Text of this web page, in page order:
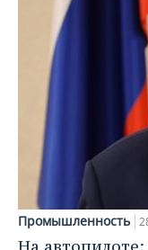
Промышленность
На автопилоте: